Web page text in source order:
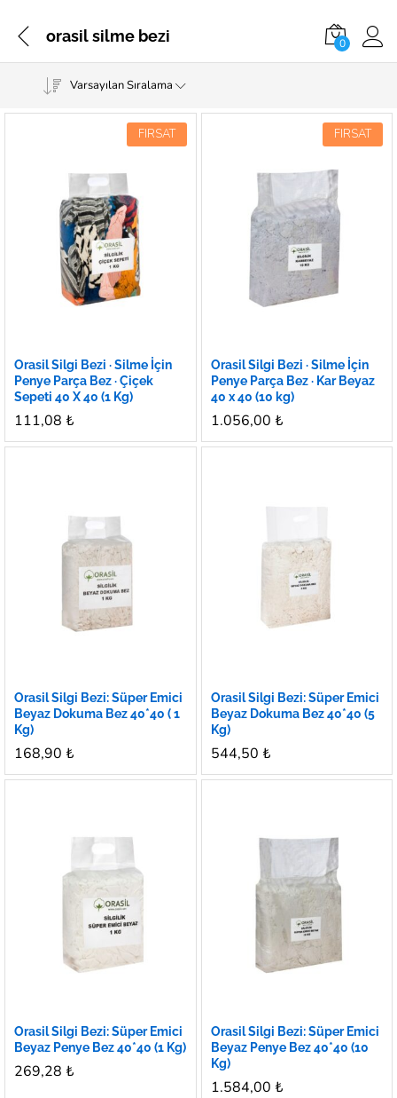
orasil silme bezi 0
Varsayılan Sıralama
FIRSAT
Orasil Silgi Bezi · Silme İçin
Penye Parça Bez · Çiçek
Sepeti 40 X 40 (1 Kg)
111,08 ₺
FIRSAT
Orasil Silgi Bezi · Silme İçin
Penye Parça Bez · Kar Beyaz
40 x 40 (10 kg)
1.056,00 ₺
Orasil Silgi Bezi: Süper Emici
Beyaz Dokuma Bez 40*40 ( 1
Kg)
168,90 ₺
Orasil Silgi Bezi: Süper Emici
Beyaz Dokuma Bez 40*40 (5
Kg)
544,50 ₺
Orasil Silgi Bezi: Süper Emici
Beyaz Penye Bez 40*40 (1 Kg)
269,28 ₺
Orasil Silgi Bezi: Süper Emici
Beyaz Penye Bez 40*40 (10
Kg)
1.584,00 ₺